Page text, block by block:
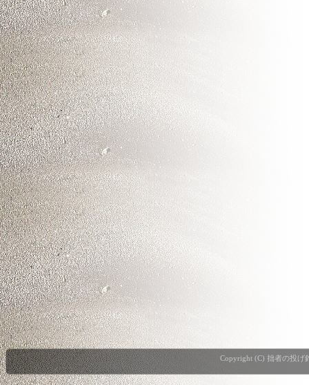
Copyright (C) 拙者の投